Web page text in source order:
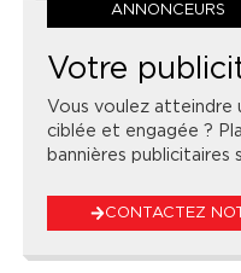
ANNONCEURS
Votre
Vous voulez atteindre
ciblée et engagée ?
bannières publicitaires
CONTACTEZ